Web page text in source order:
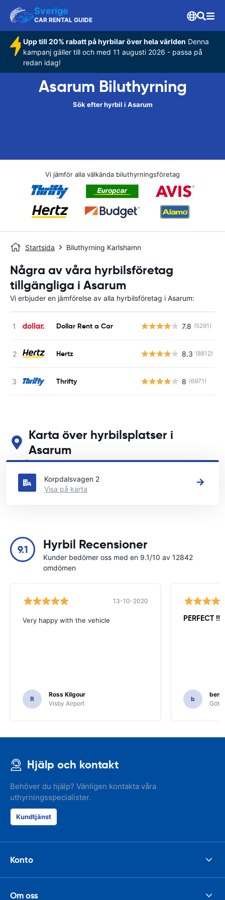
Sverige
CAR RENTAL GUIDE
Upp till 20% rabatt på hyrbilar över hela världen Denna
kampanj gäller till och med 11 augusti 2026 - passa på
redan idag!
Asarum Biluthyrning
Sök efter hyrbil i Asarum
Vi jämför alla välkända biluthyrningsföretag
Startsida Biluthyrning Karlshamn
Några av våra hyrbilsföretag
tillgängliga i Asarum
Vi erbjuder en jämförelse av alla hyrbilsföretag i Asarum:
Dollar Rent a Car 7.8 (5291)
Hertz 8.3 (8812)
Thrifty 8 (6971)
Karta över hyrbilsplatser i
Asarum
Se våra huvudsakliga biluthyrningsplatser i Asarum
Korpdalsvagen 2
Visa på karta
9.1 Hyrbil Recensioner
Kunder bedömer oss med en 9.1/10 av 12842
omdömen
13-10-2020
Very happy with the vehicle
R
Ross Kilgour
Visby Airport
PERFECT
b
Hjälp och kontakt
Behöver du hjälp? Vänligen kontakta våra
uthyrningsspecialister.
Kundtjänst
Konto
Om oss